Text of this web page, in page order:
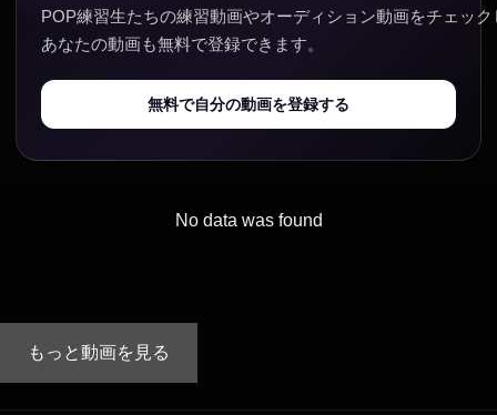
POP練習生たちの練習動画やオーディション動画をチェッ
あなたの動画も無料で登録できます。
無料で自分の動画を登録する
No data was found
もっと動画を見る